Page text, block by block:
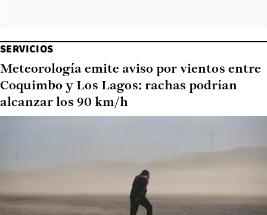
SERVICIOS
Meteorología emite aviso por vientos entre
Coquimbo y Los Lagos: rachas podrían
alcanzar los 90 km/h